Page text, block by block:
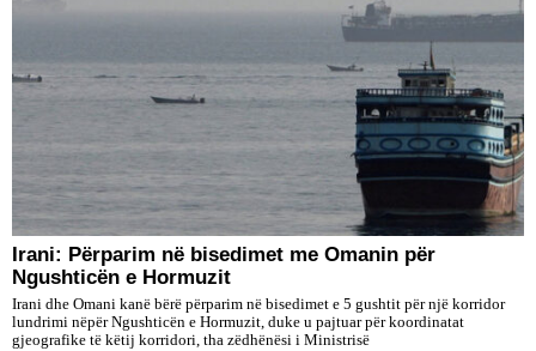
Irani: Përparim në bisedimet me Omanin për
Ngushticën e Hormuzit
Irani dhe Omani kanë bërë përparim në bisedimet e 5 gushtit për një korridor
lundrimi nëpër Ngushticën e Hormuzit, duke u pajtuar për koordinatat
gjeografike të këtij korridori, tha zëdhënësi i Ministrisë